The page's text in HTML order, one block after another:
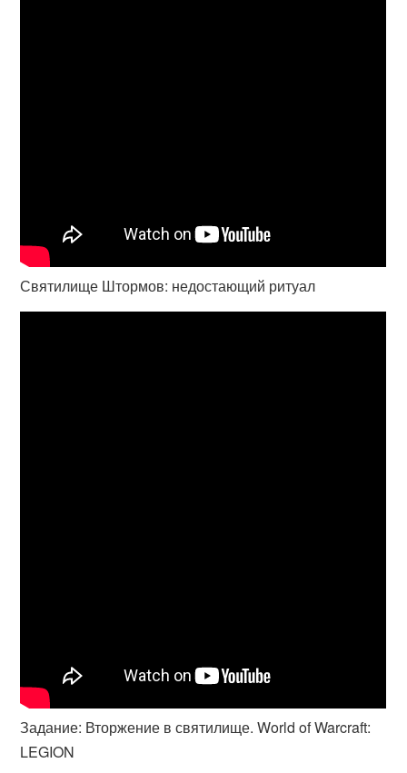
Святилище Штормов: недостающий ритуал
Задание: Вторжение в святилище. World of Warcraft:
LEGION